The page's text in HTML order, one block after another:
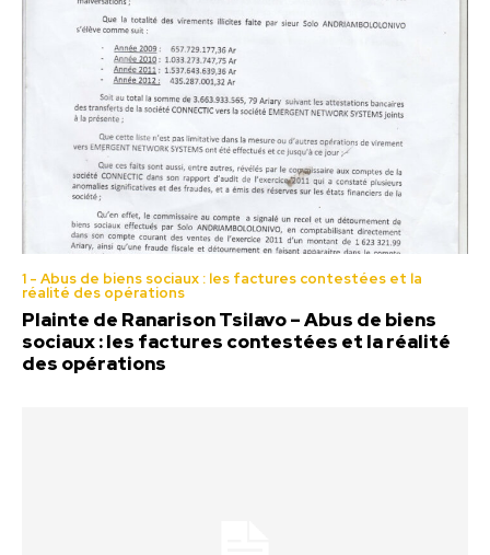
1 - Abus de biens sociaux : les factures contestées et la
réalité des opérations
Plainte de Ranarison Tsilavo – Abus de biens
sociaux : les factures contestées et la réalité
des opérations